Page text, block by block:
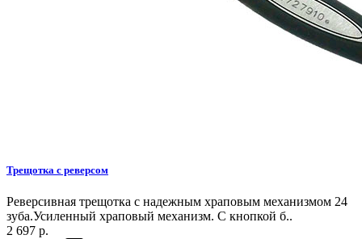
Трещотка с реверсом
Реверсивная трещотка с надежным храповым механизмом 24
зуба.Усиленный храповый механизм. С кнопкой б..
2 697 р.